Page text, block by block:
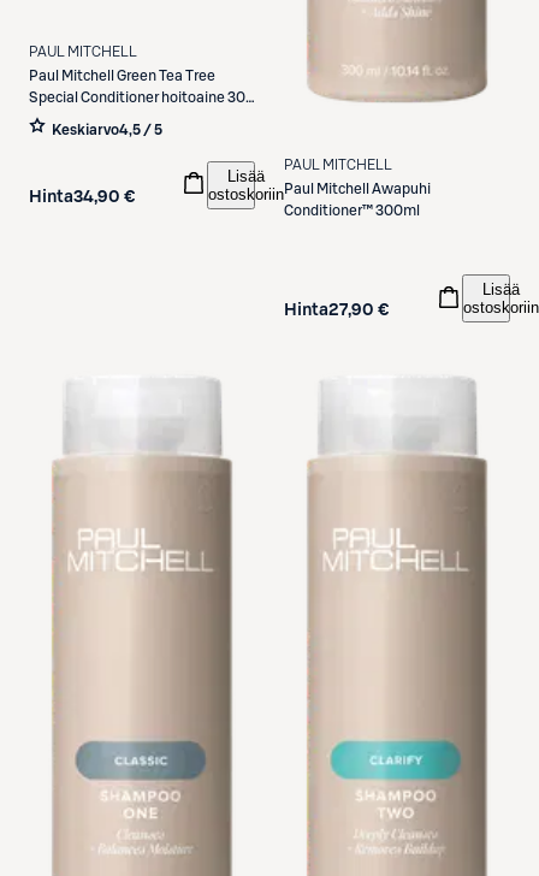
PAUL MITCHELL
Paul Mitchell
Green Tea Tree
Special Conditioner hoitoaine 300
ml
Keskiarvo4,5 / 5
Hinta34,90 €
Lisää
ostoskoriin
PAUL MITCHELL
Paul Mitchell
Awapuhi
Conditioner™ 300ml
Hinta27,90 €
Lisää
ostoskoriin